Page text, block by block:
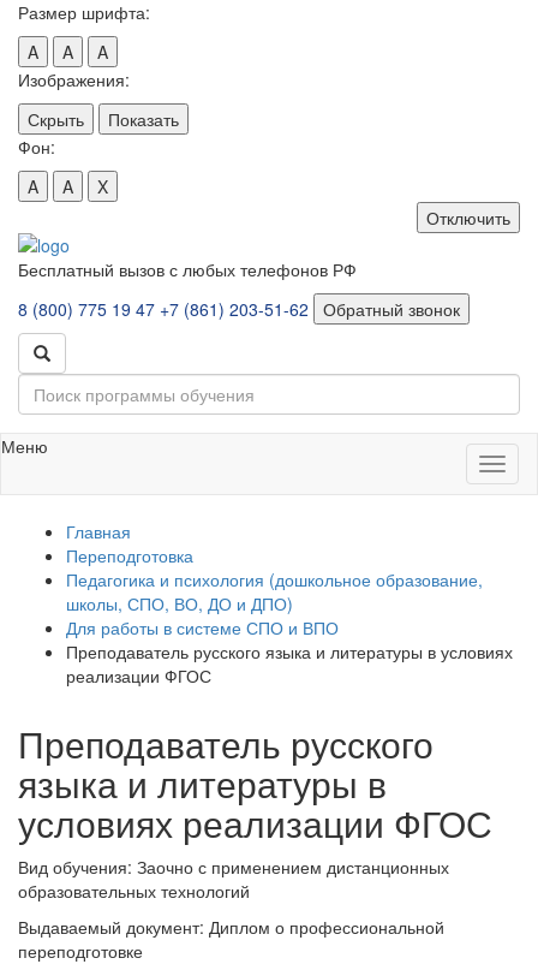
Размер шрифта:
A
A
A
Изображения:
Скрыть
Показать
Фон:
A
A
X
Отключить
Бесплатный вызов с любых телефонов РФ
8 (800) 775 19 47 +7 (861) 203-51-62 Обратный звонок
Меню
Главная
Переподготовка
Педагогика и психология (дошкольное образование,
школы, СПО, ВО, ДО и ДПО)
Для работы в системе СПО и ВПО
Преподаватель русского языка и литературы в условиях
реализации ФГОС
Преподаватель русского
языка и литературы в
условиях реализации ФГОС
Вид обучения: Заочно с применением дистанционных
образовательных технологий
Выдаваемый документ: Диплом о профессиональной
переподготовке